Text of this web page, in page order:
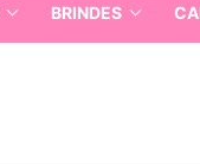
BRINDES